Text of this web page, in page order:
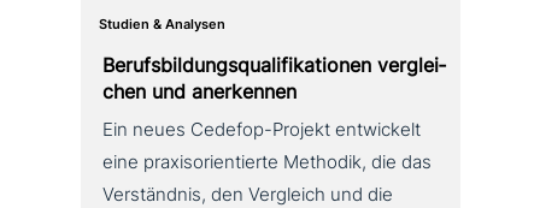
Studien & Analysen
Berufsbildungsqualifikationen ver­glei­
chen und anerkennen
Ein neues Cedefop-Projekt ent­wickelt
eine pra­xis­ori­en­tier­te Methodik, die das
Verständnis, den Vergleich und die